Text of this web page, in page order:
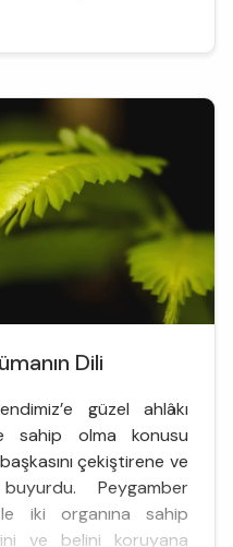
ölümlerimiz üzerinden
ölümün kapıs...
Dili
güzel ahlâkı
sahip olma konusu
çekiştirene ve
Peygamber
iki organına sahip
ve belini koruyana